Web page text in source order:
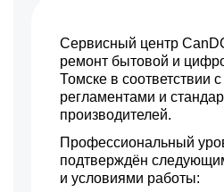
Замена SCART-разъема
1200 р
Замена шнура питания
1500 р
Замена разъема питания
1200 р
Восстановление после
попадания влаги
1600 р
Сервисный центр
ремонт бытовой и
Томске в соответствии
регламентами и
производителей.
Профессиональный
подтверждён
и условиями работы: